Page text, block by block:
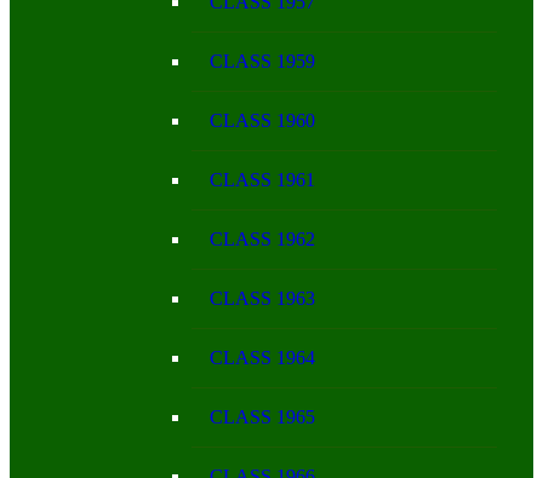
CLASS 1959
CLASS 1960
CLASS 1961
CLASS 1962
CLASS 1963
CLASS 1964
CLASS 1965